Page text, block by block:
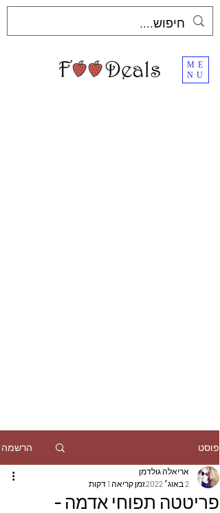
ME
NU
פוסט הרשמה
פריטטה תפוחי אדמה -
אריאלה גולדמן
2 באוג׳ 2022
זמן קריאה 1 דקות